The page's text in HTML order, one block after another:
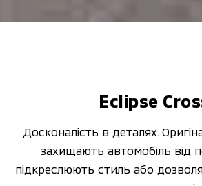
Eclipse
Досконалість в деталях.
захищають автомобіль від
підкреслюють стиль або